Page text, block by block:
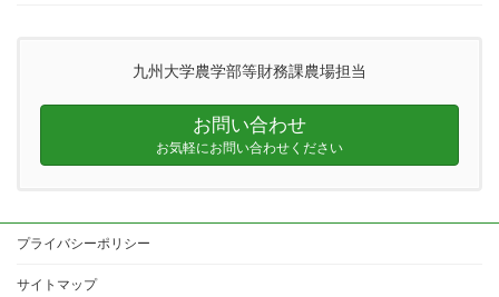
九州大学農学部等財務課農場担当
お問い合わせ
お気軽にお問い合わせください
プライバシーポリシー
サイトマップ